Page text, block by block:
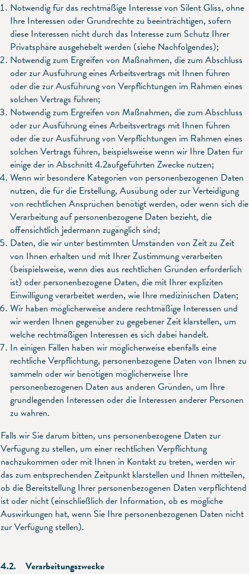
Notwendig für das rechtmäßige Interesse von Silent Gliss, ohne
Ihre Interessen oder Grundrechte zu beeinträchtigen, sofern
diese Interessen nicht durch das Interesse zum Schutz Ihrer
Privatsphäre ausgehebelt werden (siehe Nachfolgendes);
Notwendig zum Ergreifen von Maßnahmen, die zum Abschluss
oder zur Ausführung eines Arbeitsvertrags mit Ihnen führen
oder die zur Ausführung von Verpflichtungen im Rahmen eines
solchen Vertrags führen;
Notwendig zum Ergreifen von Maßnahmen, die zum Abschluss
oder zur Ausführung eines Arbeitsvertrags mit Ihnen führen
oder die zur Ausführung von Verpflichtungen im Rahmen eines
solchen Vertrags führen, beispielsweise wenn wir Ihre Daten für
einige der in Abschnitt 4.2aufgeführten Zwecke nutzen;
Wenn wir besondere Kategorien von personenbezogenen Daten
nutzen, die für die Erstellung, Ausübung oder zur Verteidigung
von rechtlichen Ansprüchen benötigt werden, oder wenn sich die
Verarbeitung auf personenbezogene Daten bezieht, die
offensichtlich jedermann zugänglich sind;
Daten, die wir unter bestimmten Umständen von Zeit zu Zeit
von Ihnen erhalten und mit Ihrer Zustimmung verarbeiten
(beispielsweise, wenn dies aus rechtlichen Gründen erforderlich
ist) oder personenbezogene Daten, die mit Ihrer expliziten
Einwilligung verarbeitet werden, wie Ihre medizinischen Daten;
Wir haben möglicherweise andere rechtmäßige Interessen und
wir werden Ihnen gegenüber zu gegebener Zeit klarstellen, um
welche rechtmäßigen Interessen es sich dabei handelt.
In einigen Fällen haben wir möglicherweise ebenfalls eine
rechtliche Verpflichtung, personenbezogene Daten von Ihnen zu
sammeln oder wir benötigen möglicherweise Ihre
personenbezogenen Daten aus anderen Gründen, um Ihre
grundlegenden Interessen oder die Interessen anderer Personen
zu wahren.
Falls wir Sie darum bitten, uns personenbezogene Daten zur
Verfügung zu stellen, um einer rechtlichen Verpflichtung
nachzukommen oder mit Ihnen in Kontakt zu treten, werden wir
das zum entsprechenden Zeitpunkt klarstellen und Ihnen mitteilen,
ob die Bereitstellung Ihrer personenbezogenen Daten verpflichtend
ist oder nicht (einschließlich der Information, ob es mögliche
Auswirkungen hat, wenn Sie Ihre personenbezogenen Daten nicht
zur Verfügung stellen).
4.2. Verarbeitungszwecke